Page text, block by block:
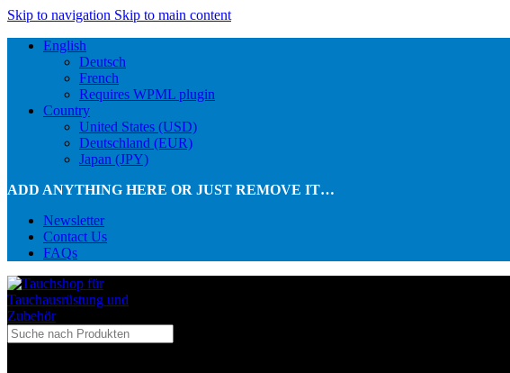
Skip to navigation Skip to main content
English
Deutsch
French
Requires WPML plugin
Country
United States (USD)
Deutschland (EUR)
Japan (JPY)
ADD ANYTHING HERE OR JUST REMOVE IT…
Newsletter
Contact Us
FAQs